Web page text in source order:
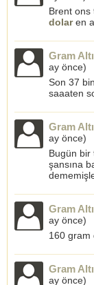
Brent ons
dolaren
Gram
ay önce)
Son 37
saaaten
Gram
ay önce)
Bugün bir
şansına
Gram
ay önce)
160 gram
Gram
ay önce)